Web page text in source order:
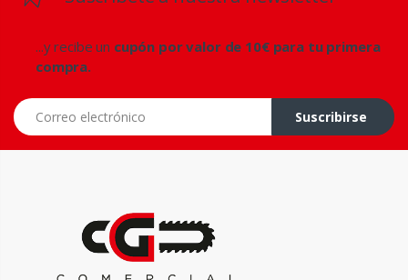
...y recibe un cupón por valor de 10€ para tu primera
compra.
Correo electrónico
Suscribirse